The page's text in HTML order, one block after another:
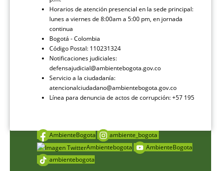
Horarios de atención presencial en la sede principal:
lunes a viernes de 8:00am a 5:00 pm, en jornada
continua
Bogotá - Colombia
Código Postal: 110231324
Notificaciones judiciales:
defensajudicial@ambientebogota.gov.co
Servicio a la ciudadanía:
atencionalciudadano@ambientebogota.gov.co
Línea para denuncia de actos de corrupción: +57 195
AmbienteBogota
ambiente_bogota
Ambientebogota
AmbienteBogota
ambientebogota